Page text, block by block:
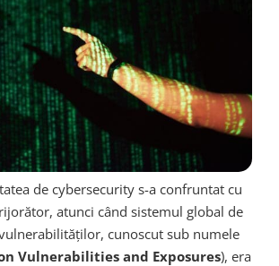
de cybersecurity s-a confruntat cu
atunci când sistemul global de
cunoscut sub numele
Vulnerabilities and Exposures), era